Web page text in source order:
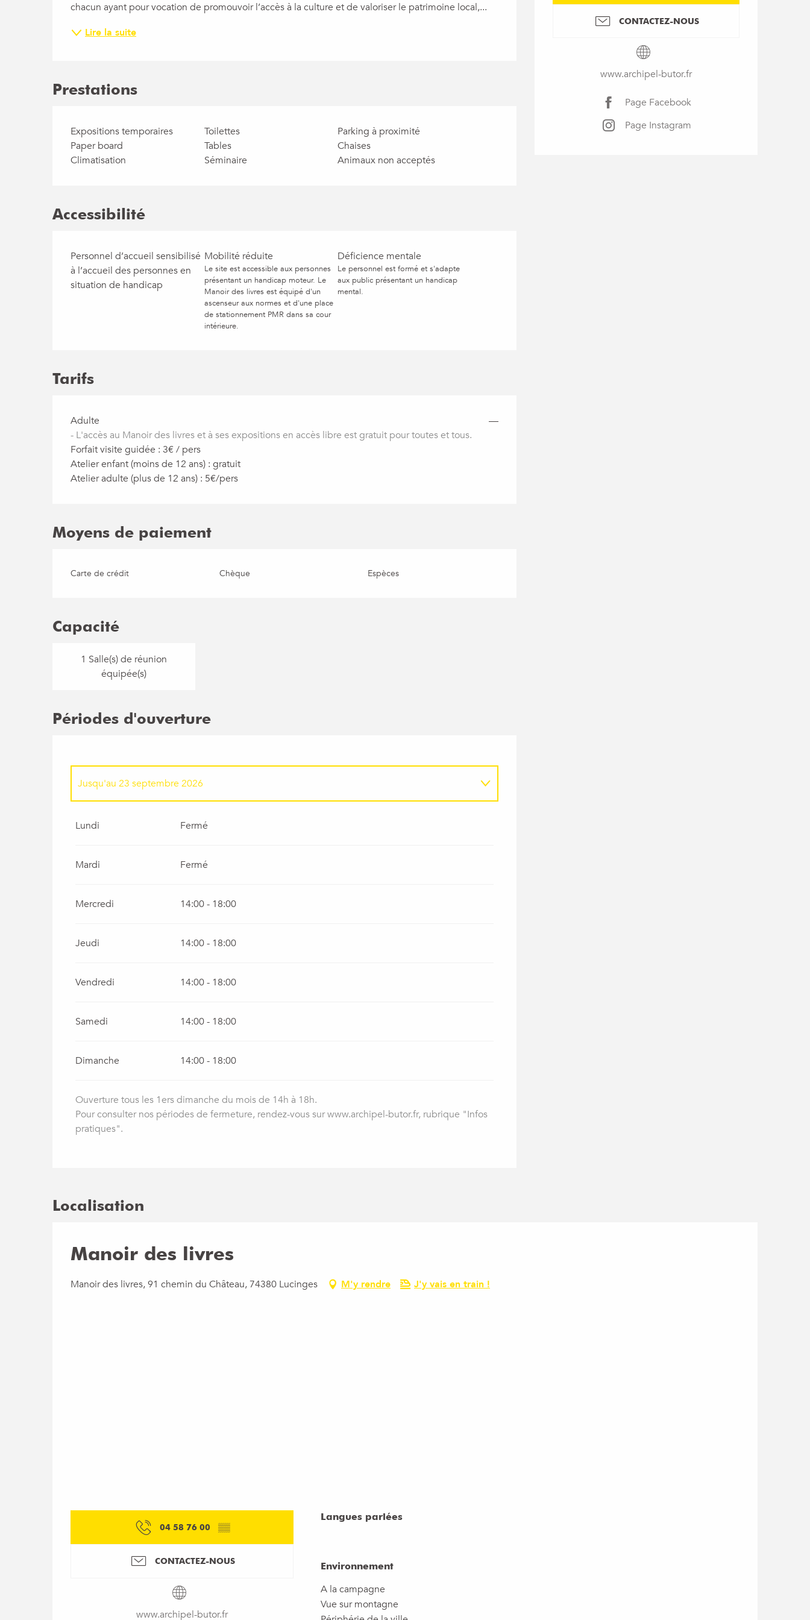
CONTACTEZ-NOUS
www.archipel-butor.fr
Page Facebook
Page Instagram
chacun ayant pour vocation de promouvoir l’accès à la culture et de valoriser le patrimoine local,...
Lire la suite
Prestations
Expositions temporaires Toilettes
Parking à proximité
Paper board
Tables
Chaises
Climatisation
Séminaire Animaux non acceptés
Accessibilité
Personnel d’accueil sensibilisé
à l’accueil des personnes en
situation de handicap
Mobilité réduite
Le site est accessible aux personnes
présentant un handicap moteur. Le
Manoir des livres est équipé d'un
ascenseur aux normes et d'une place
de stationnement PMR dans sa cour
intérieure.
Déficience mentale
Le personnel est formé et s'adapte
aux public présentant un handicap
mental.
Tarifs
Tarifs 2026
Adulte
- L'accès au Manoir des livres et à ses expositions en accès libre est gratuit pour toutes et tous.
—
Forfait visite guidée : 3€ / pers
Atelier enfant (moins de 12 ans) : gratuit
Atelier adulte (plus de 12 ans) : 5€/pers
Moyens de paiement
Carte de crédit Chèque Espèces
Capacité
1 Salle(s) de réunion
équipée(s)
Périodes d'ouverture
1 janvier 2026 21 février 2026
Jusqu'au 23 septembre 2026
Lundi Fermé
Mardi Fermé
Mercredi 14:00 - 18:00
Jeudi 14:00 - 18:00
Vendredi 14:00 - 18:00
Samedi 14:00 - 18:00
Dimanche 14:00 - 18:00
Ouverture tous les 1ers dimanche du mois de 14h à 18h.
Pour consulter nos périodes de fermeture, rendez-vous sur www.archipel-butor.fr, rubrique "Infos
pratiques".
Localisation
Manoir des livres
Manoir des livres, 91 chemin du Château, 74380 Lucinges M'y rendre J'y vais en train !
04 58 76 00 ▒▒
CONTACTEZ-NOUS
www.archipel-butor.fr
Langues parlées
Langues parlées
Environnement
Environnement
A la campagne
Vue sur montagne